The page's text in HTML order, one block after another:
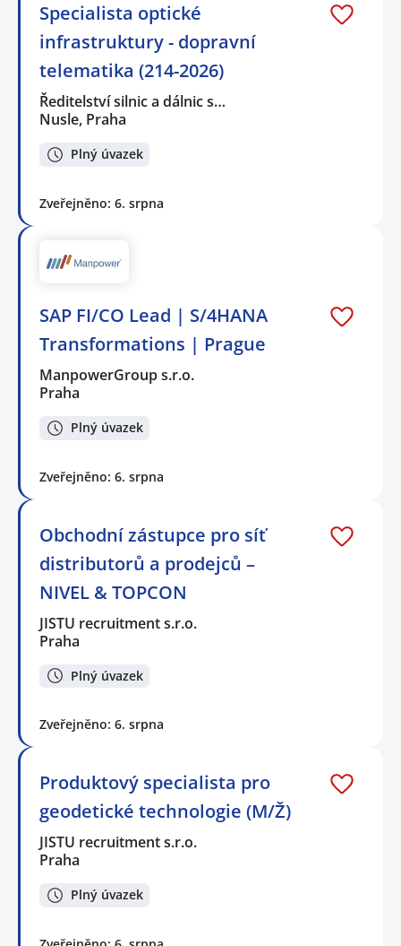
Specialista optické
infrastruktury - dopravní
telematika (214-2026)
Ředitelství silnic a dálnic s…
Nusle, Praha
Plný úvazek
Zveřejněno: 6. srpna
SAP FI/CO Lead | S/4HANA
Transformations | Prague
ManpowerGroup s.r.o.
Praha
Plný úvazek
Zveřejněno: 6. srpna
Obchodní zástupce pro síť
distributorů a prodejců –
NIVEL & TOPCON
JISTU recruitment s.r.o.
Praha
Plný úvazek
Zveřejněno: 6. srpna
Produktový specialista pro
geodetické technologie (M/Ž)
JISTU recruitment s.r.o.
Praha
Plný úvazek